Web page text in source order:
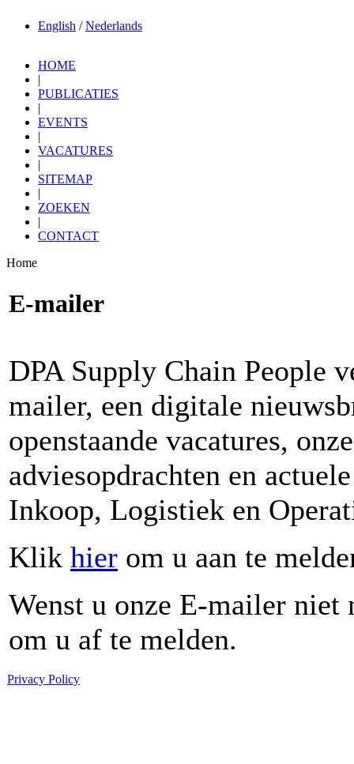
English /Nederlands
HOME
|
PUBLICATIES
|
EVENTS
|
VACATURES
|
SITEMAP
|
ZOEKEN
|
CONTACT
Home
E-mailer
DPA Supply Chain People
mailer, een digitale
openstaande vacatures,
adviesopdrachten en
Inkoop, Logistiek en
Klik hier om u aan te
Wenst u onze E-mailer
om u af te melden.
Privacy Policy